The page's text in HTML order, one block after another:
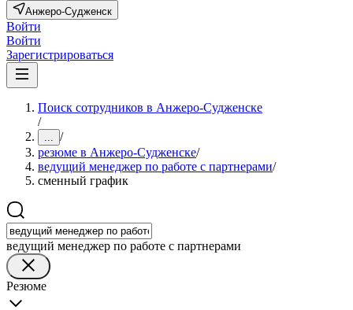
Анжеро-Судженск
Войти
Войти
Зарегистрироваться
Поиск сотрудников в Анжеро-Судженске
/
... /
резюме в Анжеро-Судженске/
ведущий менеджер по работе с партнерами/
сменный график
ведущий менеджер по работе с партнерами
Резюме